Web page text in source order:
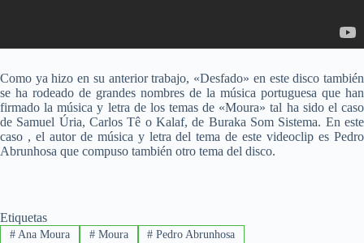
Como ya hizo en su anterior trabajo, «Desfado» en este disco también
se ha rodeado de grandes nombres de la música portuguesa que han
firmado la música y letra de los temas de «Moura» tal ha sido el caso
de Samuel Úria, Carlos Tê o Kalaf, de Buraka Som Sistema. En este
caso , el autor de música y letra del tema de este videoclip es Pedro
Abrunhosa que compuso también otro tema del disco.
Etiquetas
#Ana Moura #Moura # Pedro Abrunhosa